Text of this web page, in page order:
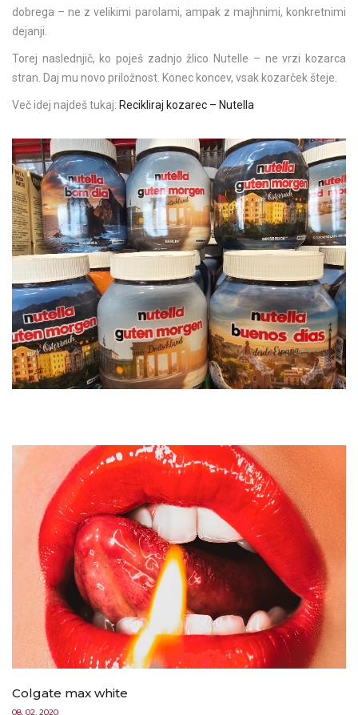
dobrega – ne z velikimi parolami, ampak z majhnimi, konkretnimi
dejanji.
Torej naslednjič, ko poješ zadnjo žlico Nutelle – ne vrzi kozarca
stran. Daj mu novo priložnost. Konec koncev, vsak kozarček šteje.
Več idej najdeš tukaj: Recikliraj kozarec – Nutella
Colgate max white
08. 02. 2020